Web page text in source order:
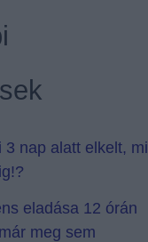
3 nap alatt elkelt, mi
eladása 12 órán
meg sem